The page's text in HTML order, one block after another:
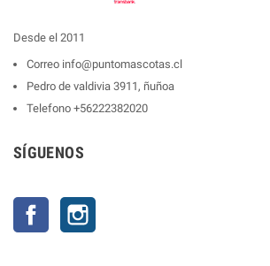
Desde el 2011
Correo info@puntomascotas.cl
Pedro de valdivia 3911, ñuñoa
Telefono +56222382020
SÍGUENOS
Facebook